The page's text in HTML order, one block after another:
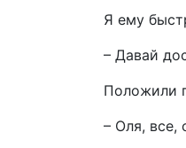
Я ему
– Давай
Положили
– Оля, все,